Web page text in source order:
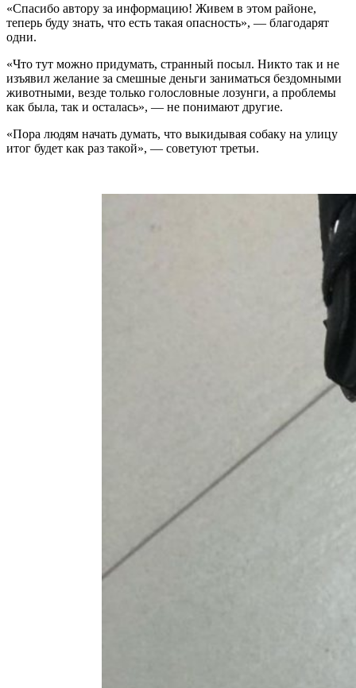
«Спасибо автору за информацию! Живем в этом районе,
теперь буду знать, что есть такая опасность», — благодарят
одни.
«Что тут можно придумать, странный посыл. Никто так и не
изъявил желание за смешные деньги заниматься бездомными
животными, везде только голословные лозунги, а проблемы
как была, так и осталась», — не понимают другие.
«Пора людям начать думать, что выкидывая собаку на улицу
итог будет как раз такой», — советуют третьи.